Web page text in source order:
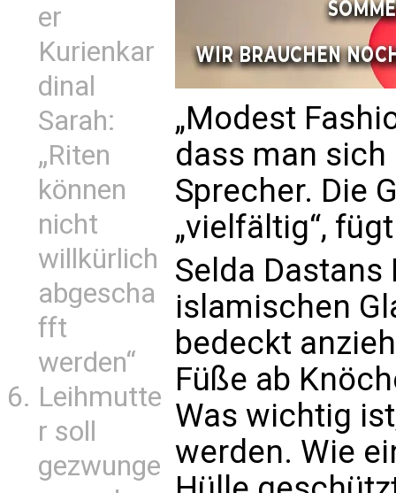
er
Kurienkar
dinal
Sarah:
„Riten
können
nicht
willkürlich
abgescha
fft
werden“
Leihmutte
r soll
gezwunge
„Modest
dass man sich
Sprecher. Die
„vielfältig“,
Selda Dastans
islamischen
bedeckt
Füße ab
Was wichtig
werden. Wie